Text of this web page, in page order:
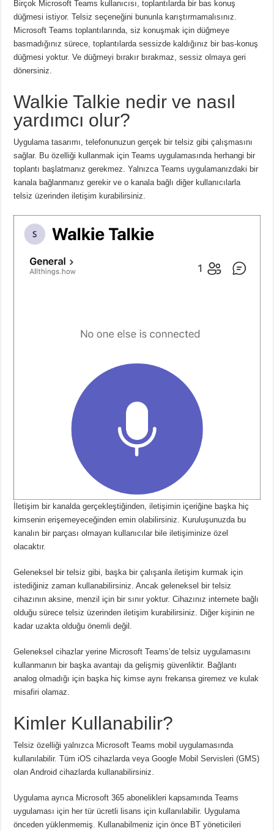
Birçok Microsoft Teams kullanıcısı, toplantılarda bir bas konuş
düğmesi istiyor.Telsiz seçeneğini bununla karıştırmamalısınız.
Microsoft Teams toplantılarında, siz konuşmak için düğmeye
basmadığınız sürece, toplantılarda sessizde kaldığınız bir bas-konuş
düğmesi yoktur.Ve düğmeyi bırakır bırakmaz, sessiz olmaya geri
dönersiniz.
Walkie Talkie nedir ve nasıl
yardımcı olur?
Uygulama tasarımı, telefonunuzun gerçek bir telsiz gibi çalışmasını
sağlar. Bu özelliği kullanmak için Teams uygulamasında herhangi bir
toplantı başlatmanız gerekmez.Yalnızca Teams uygulamanızdaki bir
kanala bağlanmanız gerekir ve o kanala bağlı diğer kullanıcılarla
telsiz üzerinden iletişim kurabilirsiniz.
İletişim bir kanalda gerçekleştiğinden, iletişimin içeriğine başka hiç
kimsenin erişemeyeceğinden emin olabilirsiniz.
Kuruluşunuzda bu
kanalın bir parçası olmayan kullanıcılar bile iletişiminize özel
olacaktır.
Geleneksel bir telsiz gibi, başka bir çalışanla iletişim kurmak için
istediğiniz zaman kullanabilirsiniz.Ancak geleneksel bir telsiz
cihazının aksine, menzil için bir sınır yoktur.Cihazınız internete bağlı
olduğu sürece telsiz üzerinden iletişim kurabilirsiniz.
Diğer kişinin ne
kadar uzakta olduğu önemli değil.
Geleneksel cihazlar yerine Microsoft Teams’de telsiz uygulamasını
kullanmanın bir başka avantajı da gelişmiş güvenliktir. Bağlantı
analog olmadığı için başka hiç kimse aynı frekansa giremez ve kulak
misafiri olamaz.
Kimler Kullanabilir?
Telsiz özelliği yalnızca Microsoft Teams mobil uygulamasında
kullanılabilir.Tüm iOS cihazlarda veya Google Mobil Servisleri (GMS)
olan Android cihazlarda kullanabilirsiniz.
Uygulama ayrıca Microsoft 365 abonelikleri kapsamında Teams
uygulaması için her tür ücretli lisans için kullanılabilir. Uygulama
önceden yüklenmemiş.
Kullanabilmeniz için önce BT yöneticileri